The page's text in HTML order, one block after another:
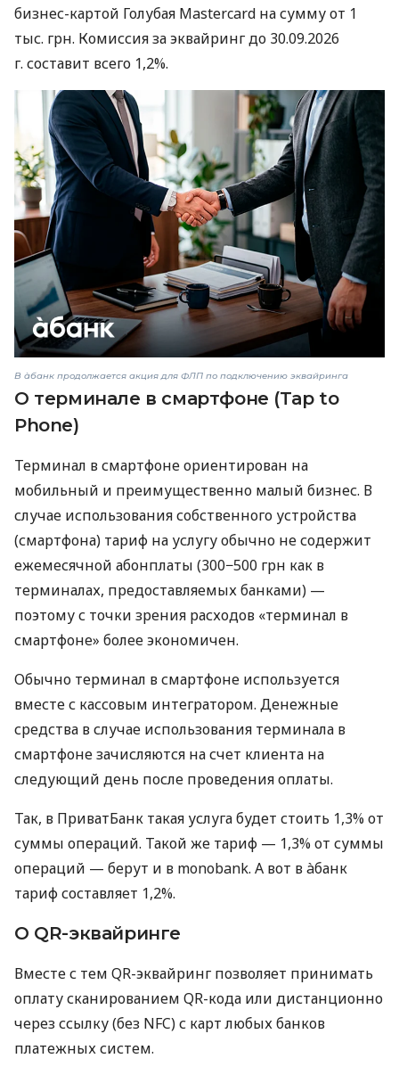
бизнес-картой Голубая Mastercard на сумму от 1
тыс. грн. Комиссия за эквайринг до 30.09.2026
г. составит всего 1,2%.
В àбанк продолжается акция для ФЛП по подключению эквайринга
О терминале в смартфоне (Tap to
Phone)
Терминал в смартфоне ориентирован на
мобильный и преимущественно малый бизнес. В
случае использования собственного устройства
(смартфона) тариф на услугу обычно не содержит
ежемесячной абонплаты (300−500 грн как в
терминалах, предоставляемых банками) —
поэтому с точки зрения расходов «терминал в
смартфоне» более экономичен.
Обычно терминал в смартфоне используется
вместе с кассовым интегратором. Денежные
средства в случае использования терминала в
смартфоне зачисляются на счет клиента на
следующий день после проведения оплаты.
Так, в ПриватБанк такая услуга будет стоить 1,3% от
суммы операций. Такой же тариф — 1,3% от суммы
операций — берут и в monobank. А вот в àбанк
тариф составляет 1,2%.
О QR-эквайринге
Вместе с тем QR-эквайринг позволяет принимать
оплату сканированием QR-кода или дистанционно
через ссылку (без NFC) с карт любых банков
платежных систем.